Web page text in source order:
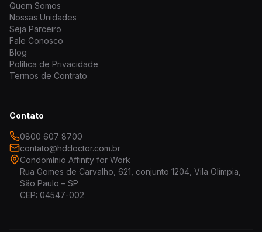
Quem Somos
Nossas Unidades
Seja Parceiro
Fale Conosco
Blog
Política de Privacidade
Termos de Contrato
Contato
0800 607 8700
contato@hddoctor.com.br
Condomínio Affinity for Work
Rua Gomes de Carvalho, 621, conjunto 1204, Vila Olímpia,
São Paulo – SP
CEP: 04547-002